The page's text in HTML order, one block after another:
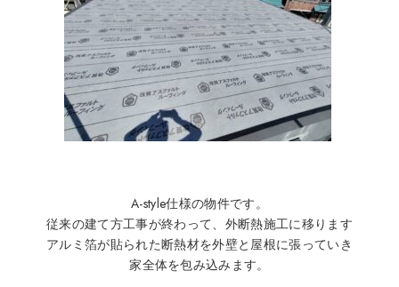
A-style仕様の物件です。
従来の建て方工事が終わって、外断熱施工に移ります
アルミ箔が貼られた断熱材を外壁と屋根に張っていき
家全体を包み込みます。